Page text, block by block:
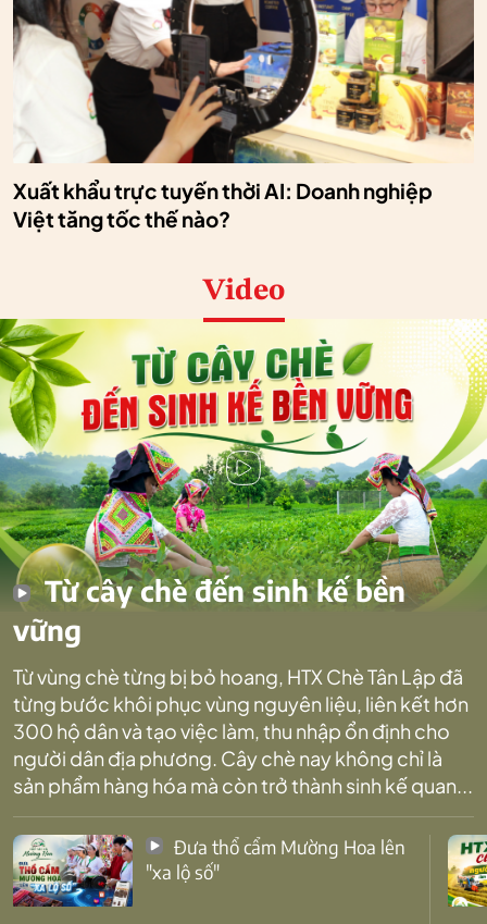
Xuất khẩu trực tuyến thời AI: Doanh nghiệp
Việt tăng tốc thế nào?
Video
Từ cây chè đến sinh kế bền
vững
Từ vùng chè từng bị bỏ hoang, HTX Chè Tân Lập đã
từng bước khôi phục vùng nguyên liệu, liên kết hơn
300 hộ dân và tạo việc làm, thu nhập ổn định cho
người dân địa phương. Cây chè nay không chỉ là
sản phẩm hàng hóa mà còn trở thành sinh kế quan...
"xa lộ số"